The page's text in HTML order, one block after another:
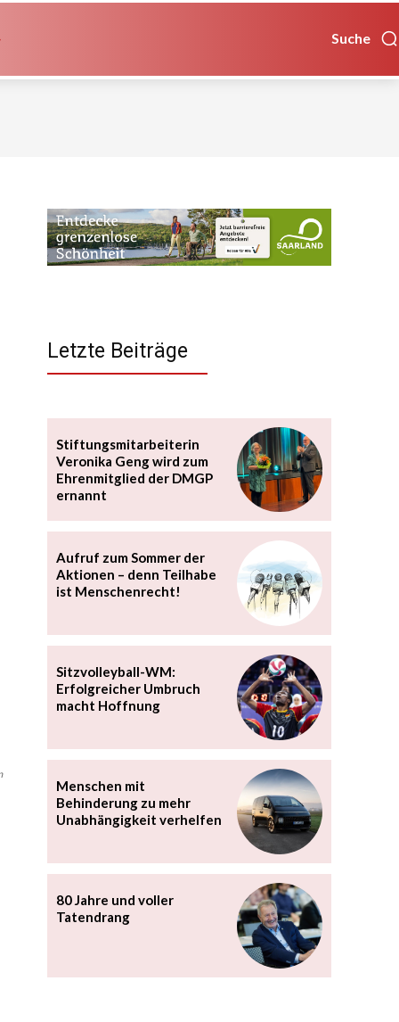
Suche
Letzte Beiträge
Stiftungsmitarbeiterin
Veronika Geng wird zum
Ehrenmitglied der DMGP
ernannt
Aufruf zum Sommer der
Aktionen – denn Teilhabe
ist Menschenrecht!
Sitzvolleyball-WM:
Erfolgreicher Umbruch
macht Hoffnung
Menschen mit
Behinderung zu mehr
Unabhängigkeit verhelfen
80 Jahre und voller
Tatendrang